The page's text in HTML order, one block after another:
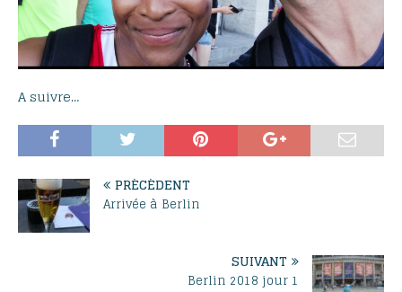
A suivre…
PRÉCÉDENT
Arrivée à Berlin
SUIVANT
Berlin 2018 jour 1